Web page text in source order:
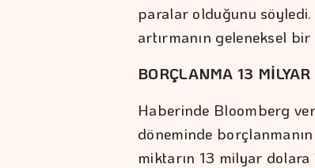
paralar olduğunu
artırmanın geleneksel
BORÇLANMA 13
Haberinde Bloomberg
döneminde
miktarın 13 milyar dolara